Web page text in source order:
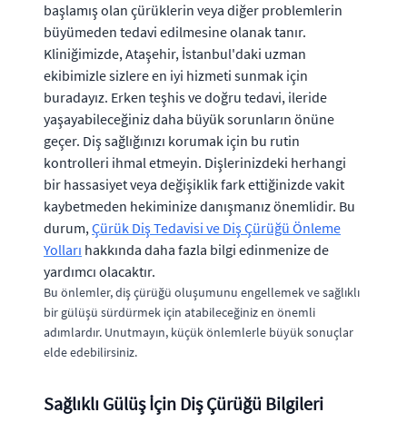
başlamış olan çürüklerin veya diğer problemlerin
büyümeden tedavi edilmesine olanak tanır.
Kliniğimizde, Ataşehir, İstanbul'daki uzman
ekibimizle sizlere en iyi hizmeti sunmak için
buradayız. Erken teşhis ve doğru tedavi, ileride
yaşayabileceğiniz daha büyük sorunların önüne
geçer. Diş sağlığınızı korumak için bu rutin
kontrolleri ihmal etmeyin. Dişlerinizdeki herhangi
bir hassasiyet veya değişiklik fark ettiğinizde vakit
kaybetmeden hekiminize danışmanız önemlidir. Bu
durum,Çürük Diş Tedavisi ve Diş Çürüğü Önleme
Yolları hakkında daha fazla bilgi edinmenize de
yardımcı olacaktır.
Bu önlemler, diş çürüğü oluşumunu engellemek ve sağlıklı
bir gülüşü sürdürmek için atabileceğiniz en önemli
adımlardır. Unutmayın, küçük önlemlerle büyük sonuçlar
elde edebilirsiniz.
Sağlıklı Gülüş İçin Diş Çürüğü Bilgileri